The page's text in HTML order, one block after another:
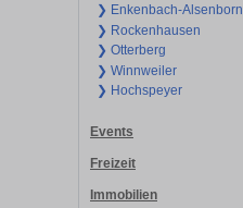
❯ Enkenbach-Alsenborn
❯ Rockenhausen
❯ Otterberg
❯ Winnweiler
❯ Hochspeyer
Events
Freizeit
Immobilien